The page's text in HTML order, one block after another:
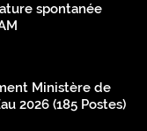
spontanée
Ministère de
2026 (185 Postes)